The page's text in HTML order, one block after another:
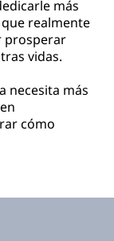
más
realmente
prosperar
vidas.
necesita más
en
cómo